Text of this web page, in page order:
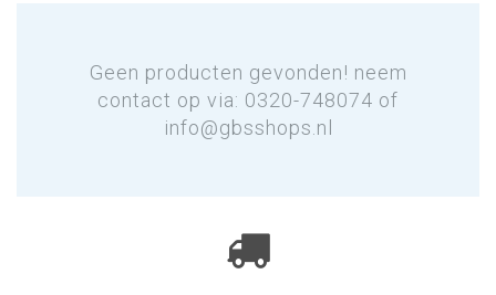
Geen producten gevonden! neem
contact op via: 0320-748074 of
info@gbsshops.nl